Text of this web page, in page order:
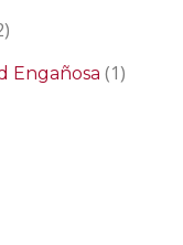
Engañosa (1)